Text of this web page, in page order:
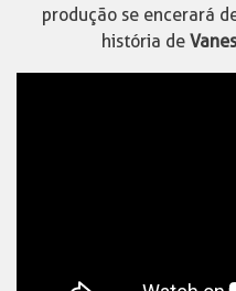
produção se encerará
história de